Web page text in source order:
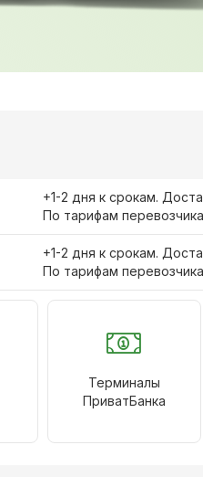
+1-2 дня к срокам.
По тарифам
+1-2 дня к срокам.
По тарифам
Терминалы
ПриватБанка